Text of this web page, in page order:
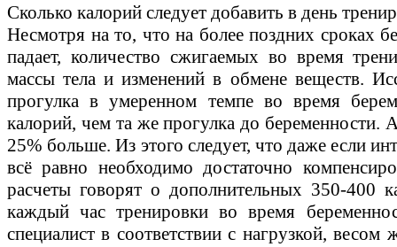
Сколько калорий следует добавить в день
Несмотря на то, что на более поздних сроках
падает, количество сжигаемых во время
массы тела и изменений в обмене веществ.
прогулка в умеренном темпе во время
калорий, чем та же прогулка до беременности.
25% больше. Из этого следует, что даже если
всё равно необходимо достаточно
расчеты говорят о дополнительных 350-400
каждый час тренировки во время
специалист в соответствии с нагрузкой,